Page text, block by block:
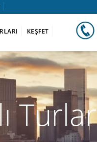
KEŞFET
Turlar